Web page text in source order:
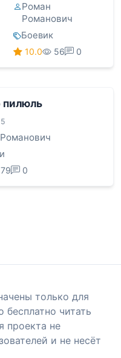
Роман
Романович
Боевик
10.0 56 0
пилюль
79 0
только для
читать
проекта не
и не несёт